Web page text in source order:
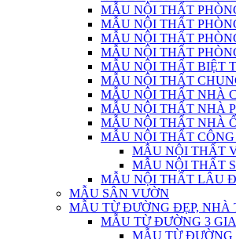
MẪU NỘI THẤT
MẪU NỘI THẤT
MẪU NỘI THẤT
MẪU NỘI THẤT
MẪU NỘI THẤT BIỆT
MẪU NỘI THẤT
MẪU NỘI THẤT NHÀ
MẪU NỘI THẤT NHÀ
MẪU NỘI THẤT NHÀ
MẪU NỘI THẤT
MẪU NỘI THẤT
MẪU NỘI THẤT
MẪU NỘI THẤT LÂU
MẪU SÂN VƯỜN
MẪU TỪ ĐƯỜNG ĐẸP, NHÀ
MẪU TỪ ĐƯỜNG 3
MẪU TỪ ĐƯỜNG